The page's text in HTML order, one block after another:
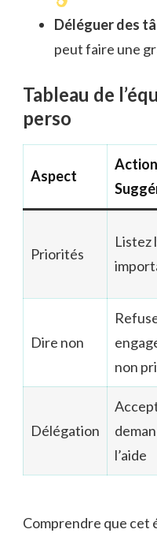
Déléguer des
peut faire une
Tableau de
perso
Aspect
Priorités
Listez
Dire non
non
Délégation
l’aide
Comprendre que cet